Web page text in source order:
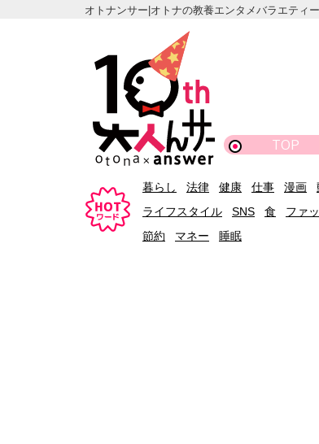
オトナンサー|オトナの教養エンタメバラエティー
TOP
暮らし 法律 健康 仕事 漫画
ライフスタイル
SNS 食 ファ
節約
マネー 睡眠